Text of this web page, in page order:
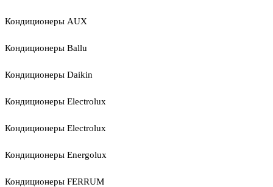
Кондиционеры AUX
Кондиционеры Ballu
Кондиционеры Daikin
Кондиционеры Electrolux
Кондиционеры Electrolux
Кондиционеры Energolux
Кондиционеры FERRUM